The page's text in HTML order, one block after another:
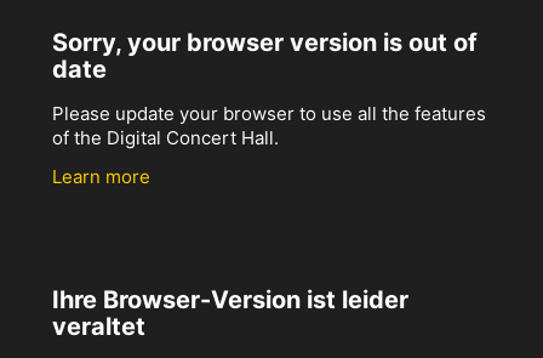
Sorry, your browser version is out of
date
Please update your browser to use all the features
of the Digital Concert Hall.
Learn more
Ihre Browser-Version ist leider
veraltet